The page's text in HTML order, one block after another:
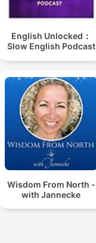
English Unlocked：
Slow English Podcast
Wisdom From North -
with Jannecke